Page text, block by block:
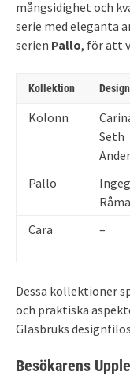
mångsidighet och
serie med eleganta
serien Pallo, för att
Kollektion
Kolonn
Seth
Pallo
Cara
–
Dessa kollektioner
och praktiska
Glasbruks
Besökarens